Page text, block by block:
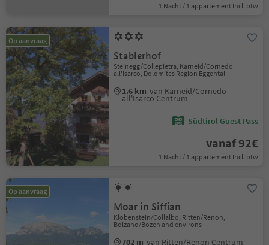
1 Nacht / 1 appartement Incl. btw
Op aanvraag
Stablerhof
Steinegg/Collepietra, Karneid/Cornedo
all'Isarco, Dolomites Region Eggental
1.6 km van Karneid/Cornedo
all'Isarco Centrum
Südtirol Guest Pass
vanaf 92€
1 Nacht / 1 appartement Incl. btw
Op aanvraag
Moar in Siffian
Klobenstein/Collalbo, Ritten/Renon,
Bolzano/Bozen and environs
702 m van Ritten/Renon Centrum